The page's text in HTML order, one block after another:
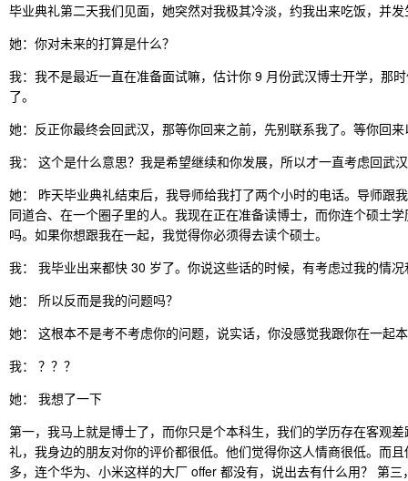
毕业典礼第二天我们见面，她突然对我极其冷淡，约我出来吃饭，并
她：你对未来的打算是什么？
我：我不是最近一直在准备面试嘛，估计你 9 月份武汉博士开学，那
了。
她：反正你最终会回武汉，那等你回来之前，先别联系我了。等你回
我： 这个是什么意思？我是希望继续和你发展，所以才一直考虑回武
她： 昨天毕业典礼结束后，我导师给我打了两个小时的电话。导师跟
同道合、在一个圈子里的人。我现在正在准备读博士，而你连个硕士
吗。如果你想跟我在一起，我觉得你必须得去读个硕士。
我： 我毕业出来都快 30 岁了。你说这些话的时候，有考虑过我的情
她： 所以反而是我的问题吗？
她： 这根本不是考不考虑你的问题，说实话，你没感觉我跟你在一起
我： ？？？
她： 我想了一下
第一，我马上就是博士了，而你只是个本科生，我们的学历存在客观
礼，我身边的朋友对你的评价都很低。他们觉得你这人情商很低。而
多，连个华为、小米这样的大厂 offer 都没有，说出去有什么用？ 第